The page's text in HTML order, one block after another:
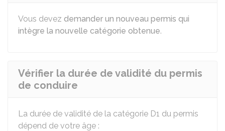
Vous devez demander un nouveau permis qui
intègre la nouvelle catégorie obtenue.
Vérifier la durée de validité du permis
de conduire
La durée de validité de la catégorie D1 du permis
dépend de votre âge :